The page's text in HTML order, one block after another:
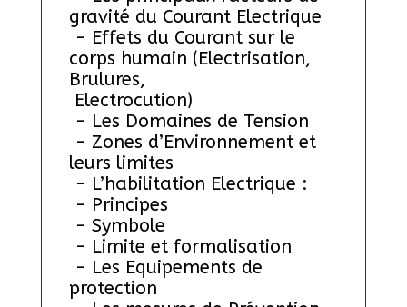
gravité du Courant Electrique
corps humain (Electrisation,
Brulures,
Electrocution)
- Les Domaines de Tension
leurs limites
- L’habilitation Electrique :
- Principes
- Symbole
- Limite et formalisation
protection